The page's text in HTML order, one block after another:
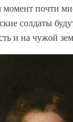
момент почти
солдаты
и на чужой